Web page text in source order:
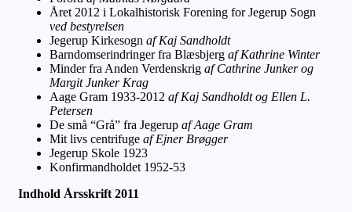
Året 2012 i Lokalhistorisk Forening for Jegerup Sogn
ved bestyrelsen
Jegerup Kirkesognaf Kaj Sandholdt
Barndomserindringer fra Blæsbjergaf Kathrine Winter
Minder fra Anden Verdenskrigaf Cathrine Junker og
Margit Junker Krag
Aage Gram 1933-2012af Kaj Sandholdt og Ellen L.
Petersen
De små “Grå” fra Jegerupaf Aage Gram
Mit livs centrifuge af Ejner Brøgger
Jegerup Skole 1923
Konfirmandholdet 1952-53
Indhold Årsskrift 2011